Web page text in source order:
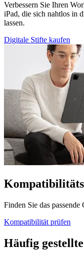
Verbessern Sie Ihren
iPad, die sich nahtlos in
lassen.
Digitale Stifte kaufen
Finden Sie das passende
Kompatibilität prüfen
Häufig